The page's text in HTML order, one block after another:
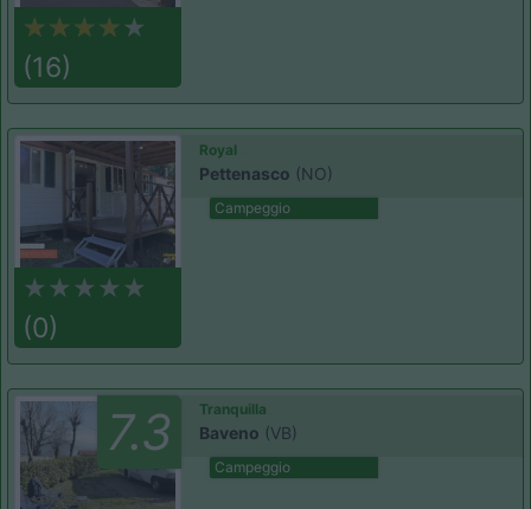
(16)
(0)
Royal
Pettenasco (NO)
Campeggio
7.3 Tranquilla
Baveno (VB)
Campeggio